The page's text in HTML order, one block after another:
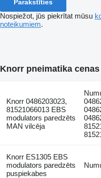
Parakstīties
Nospiežot, jūs piekrītat mūsu
noteikumiem.
Knorr pneimatika cenas
Knorr 0486203023,
81521066013 EBS
modulators paredzēts
MAN vilcēja
Knorr ES1305 EBS
modulators paredzēts
puspiekabes